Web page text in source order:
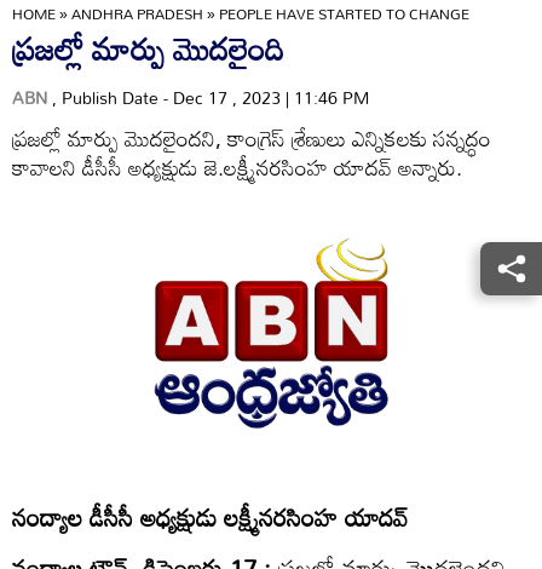
HOME»ANDHRA PRADESH»PEOPLE HAVE STARTED TO CHANGE
ప్రజల్లో మార్పు మొదలైంది
ABN, Publish Date - Dec 17 , 2023 | 11:46 PM
ప్రజల్లో మార్పు మొదలైందని, కాంగ్రెస్‌ శ్రేణులు ఎన్నికలకు సన్నద్ధం
కావాలని డీసీసీ అధ్యక్షుడు జె.లక్ష్మీనరసింహ యాదవ్‌ అన్నారు.
నంద్యాల డీసీసీ అధ్యక్షుడు లక్ష్మీనరసింహ యాదవ్‌